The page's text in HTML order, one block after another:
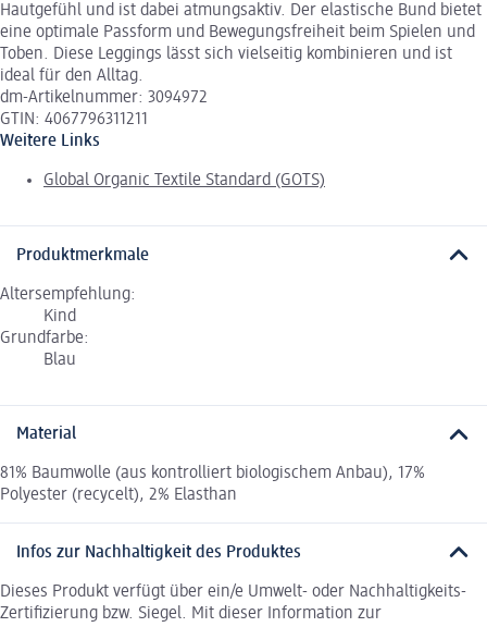
Hautgefühl und ist dabei atmungsaktiv. Der elastische Bund bietet
eine optimale Passform und Bewegungsfreiheit beim Spielen und
Toben. Diese Leggings lässt sich vielseitig kombinieren und ist
ideal für den Alltag.
dm-Artikelnummer: 3094972
GTIN: 4067796311211
Weitere Links
Global Organic Textile Standard (GOTS)
Produktmerkmale
Altersempfehlung:
Kind
Grundfarbe:
Blau
Material
81% Baumwolle (aus kontrolliert biologischem Anbau), 17%
Polyester (recycelt), 2% Elasthan
Infos zur Nachhaltigkeit des Produktes
Dieses Produkt verfügt über ein/e Umwelt- oder Nachhaltigkeits-
Zertifizierung bzw. Siegel. Mit dieser Information zur